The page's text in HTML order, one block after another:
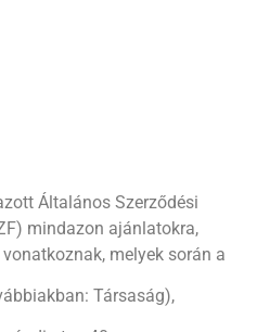
Általános Szerződési
mindazon ajánlatokra,
melyek során a
Társaság),